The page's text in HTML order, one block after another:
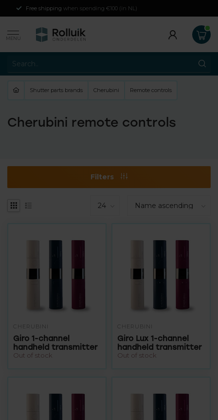
Affiliated toHome shopping guarantee
MENU
Shutter parts brands Cherubini Remote controls
Cherubini remote controls
Filters
CHERUBINI
Giro 1-channel
handheld transmitter
Out of stock
CHERUBINI
Giro Lux 1-channel
handheld transmitter
Out of stock